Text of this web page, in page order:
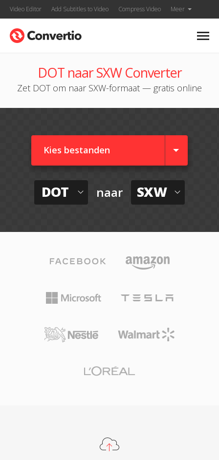
Video Editor Add Subtitles to Video Compress Video Meer
DOT naar SXW Converter
Zet DOT om naar SXW-formaat — gratis online
Kies bestanden
DOT naar SXW